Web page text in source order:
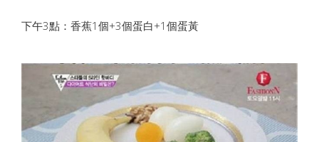
下午3點：香蕉1個+3個蛋白+1個蛋黃